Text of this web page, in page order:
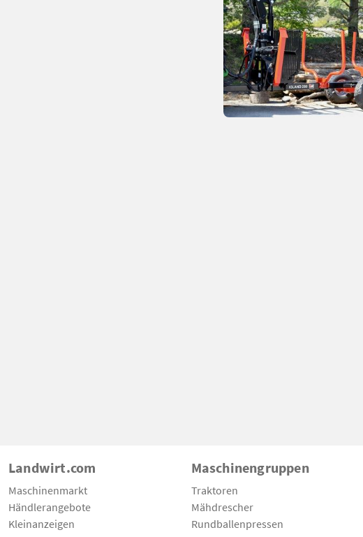
Landwirt.com
Maschinenmarkt
Händlerangebote
Kleinanzeigen
Maschinengruppen
Traktoren
Mähdrescher
Rundballenpressen